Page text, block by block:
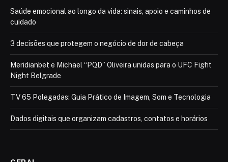
Saúde emocional ao longo da vida: sinais, apoio e caminhos de
cuidado
3 decisões que protegem o negócio de dor de cabeça
Meridianbet e Michael “PQD” Oliveira unidas para o UFC Fight
Night Belgrade
TV 65 Polegadas: Guia Prático de Imagem, Som e Tecnologia
Dados digitais que organizam cadastros, contatos e horários